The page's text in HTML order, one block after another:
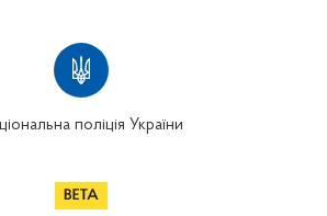
поліція України